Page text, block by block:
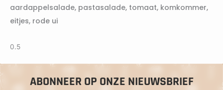
aardappelsalade, pastasalade, tomaat, komkommer,
eitjes, rode ui
ABONNEER OP ONZE NIEUWSBRIEF